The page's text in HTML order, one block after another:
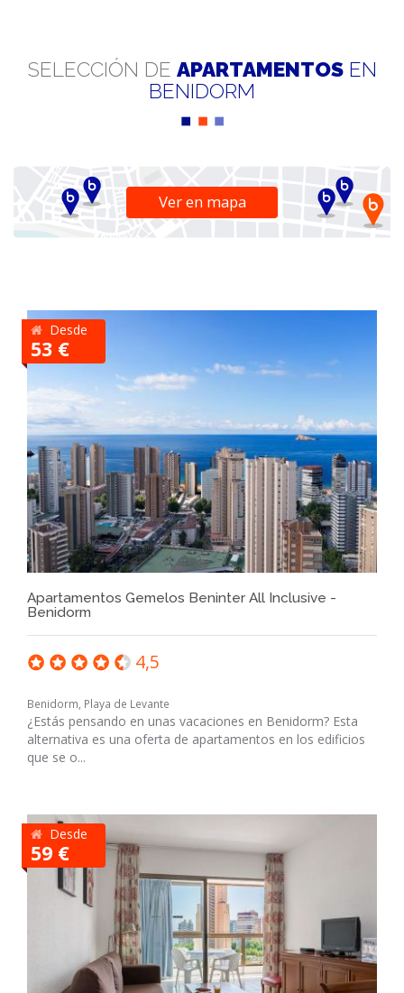
SELECCIÓN DE APARTAMENTOS EN
BENIDORM
Ver en mapa
Desde
53 €
Apartamentos Gemelos Beninter All Inclusive -
Benidorm
4,5
Benidorm, Playa de Levante
¿Estás pensando en unas vacaciones en Benidorm? Esta
alternativa es una oferta de apartamentos en los edificios
que se o...
Desde
59 €